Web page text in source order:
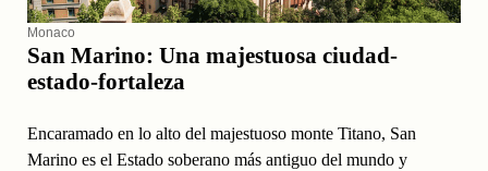
Monaco
San Marino: Una majestuosa ciudad-
estado-fortaleza
Encaramado en lo alto del majestuoso monte Titano, San
Marino es el Estado soberano más antiguo del mundo y